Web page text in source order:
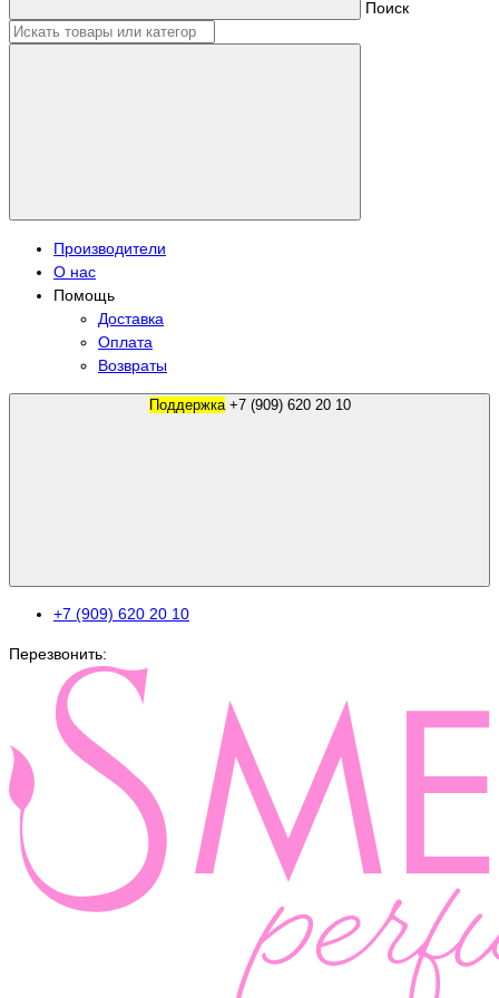
Поиск
Производители
О нас
Помощь
Доставка
Оплата
Возвраты
Поддержка +7 (909) 620 20 10
+7 (909) 620 20 10
Перезвонить: